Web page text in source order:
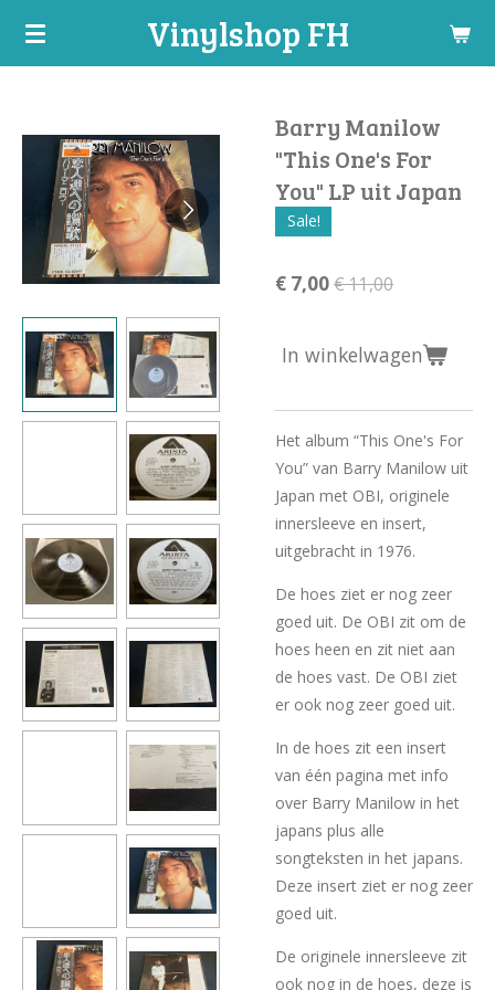
Ga
hoofdinhoud
Vinylshop FH
Barry Manilow
"This One's For
You" LP uit Japan
Sale!
€ 7,00€ 11,00
In winkelwagen
Het album “This One's For
You” van Barry Manilow uit
Japan met OBI, originele
innersleeve en insert,
uitgebracht in 1976.
De hoes ziet er nog zeer
goed uit. De OBI zit om de
hoes heen en zit niet aan
de hoes vast. De OBI ziet
er ook nog zeer goed uit.
In de hoes zit een insert
van één pagina met info
over Barry Manilow in het
japans plus alle
songteksten in het japans.
Deze insert ziet er nog zeer
goed uit.
De originele innersleeve zit
ook nog in de hoes, deze is